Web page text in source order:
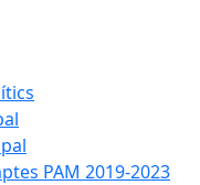
PAM 2019-2023